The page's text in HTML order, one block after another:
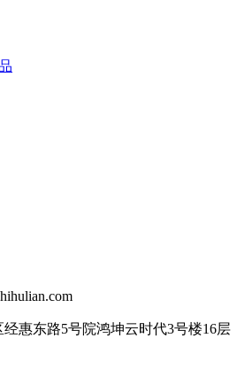
惠东路5号院鸿坤云时代3号楼16层